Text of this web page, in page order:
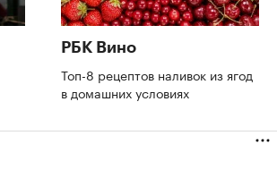
РБК Вино
Топ-8 рецептов наливок из ягод
в домашних условиях